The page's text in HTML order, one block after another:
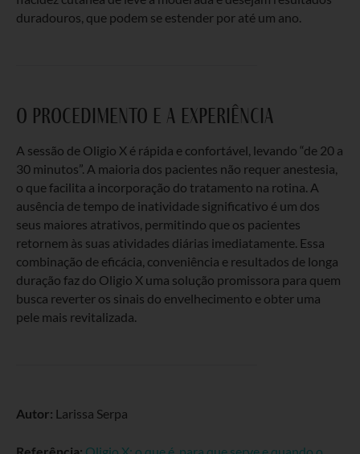
duradouros, que podem se estender por até um ano.
o procedimento e a experiência
A sessão de Oligio X é rápida e confortável, levando “de 20 a
30 minutos”. A maioria dos pacientes não requer anestesia,
o que facilita a incorporação do tratamento na rotina. A
ausência de tempo de inatividade significativo é um dos
seus maiores atrativos, permitindo que os pacientes
retornem às suas atividades diárias imediatamente. Essa
combinação de eficácia, conveniência e resultados de longa
duração faz do Oligio X uma solução promissora para quem
busca reverter os sinais do envelhecimento e obter uma
pele mais revitalizada.
Autor: Larissa Serpa